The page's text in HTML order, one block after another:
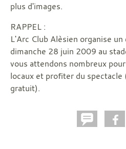
plus d'images.
RAPPEL :
L'Arc Club Alèsien organise
dimanche 28 juin 2009 au
vous attendons nombreux
locaux et profiter du spectacle
gratuit).